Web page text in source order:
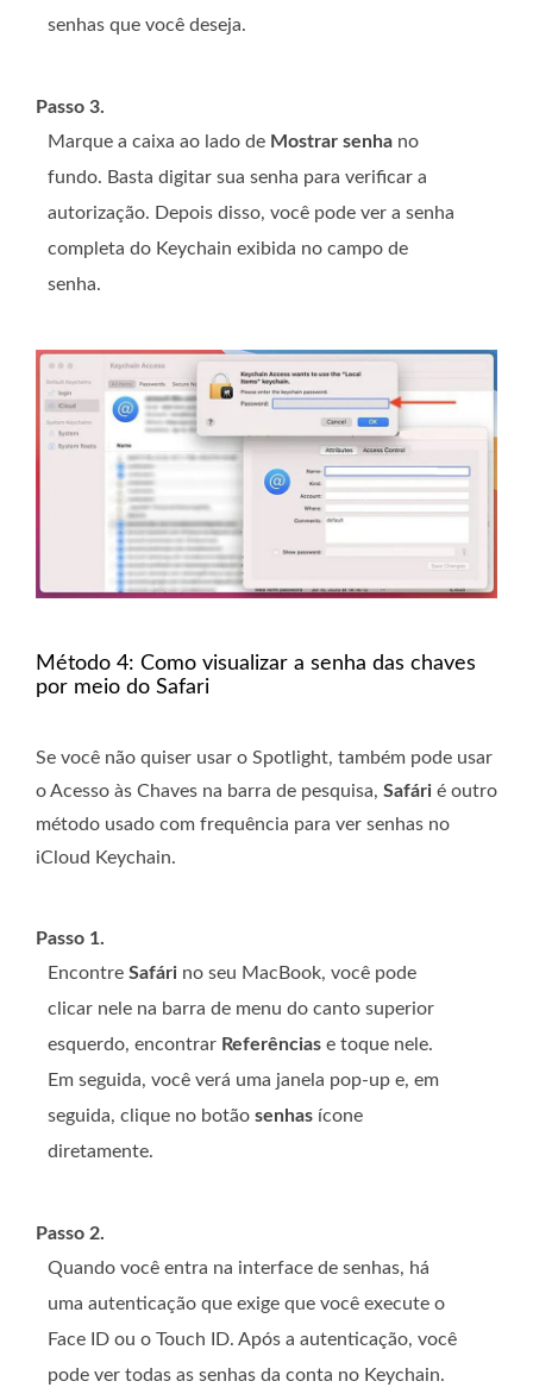
senhas que você deseja.
Passo 3.
Marque a caixa ao lado de Mostrar senha no
fundo. Basta digitar sua senha para verificar a
autorização. Depois disso, você pode ver a senha
completa do Keychain exibida no campo de
senha.
Método 4: Como visualizar a senha das chaves
por meio do Safari
Se você não quiser usar o Spotlight, também pode usar
o Acesso às Chaves na barra de pesquisa, Safári é outro
método usado com frequência para ver senhas no
iCloud Keychain.
Passo 1.
Encontre Safári no seu MacBook, você pode
clicar nele na barra de menu do canto superior
esquerdo, encontrar Referências e toque nele.
Em seguida, você verá uma janela pop-up e, em
seguida, clique no botão senhas ícone
diretamente.
Passo 2.
Quando você entra na interface de senhas, há
uma autenticação que exige que você execute o
Face ID ou o Touch ID. Após a autenticação, você
pode ver todas as senhas da conta no Keychain.